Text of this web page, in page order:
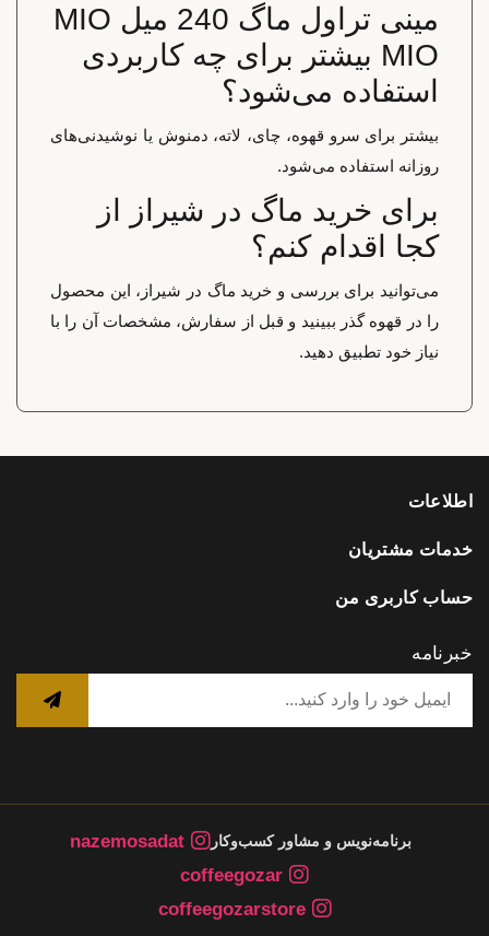
مینی تراول ماگ 240 میل MIO
MIO بیشتر برای چه کاربردی
استفاده می‌شود؟
بیشتر برای سرو قهوه، چای، لاته، دمنوش یا نوشیدنی‌های
روزانه استفاده می‌شود.
برای خرید ماگ در شیراز از
کجا اقدام کنم؟
می‌توانید برای بررسی و خرید ماگ در شیراز، این محصول
را در قهوه گذر ببینید و قبل از سفارش، مشخصات آن را با
نیاز خود تطبیق دهید.
اطلاعات
خدمات مشتریان
حساب کاربری من
خبرنامه
برنامه‌نویس و مشاور کسب‌وکار
nazemosadat
coffeegozar
coffeegozarstore